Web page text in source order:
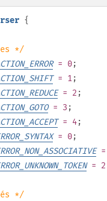
{
*/
= 0;
= 1;
= 2 ;
= 3 ;
= 4;
= 0;
=
= 2
*/